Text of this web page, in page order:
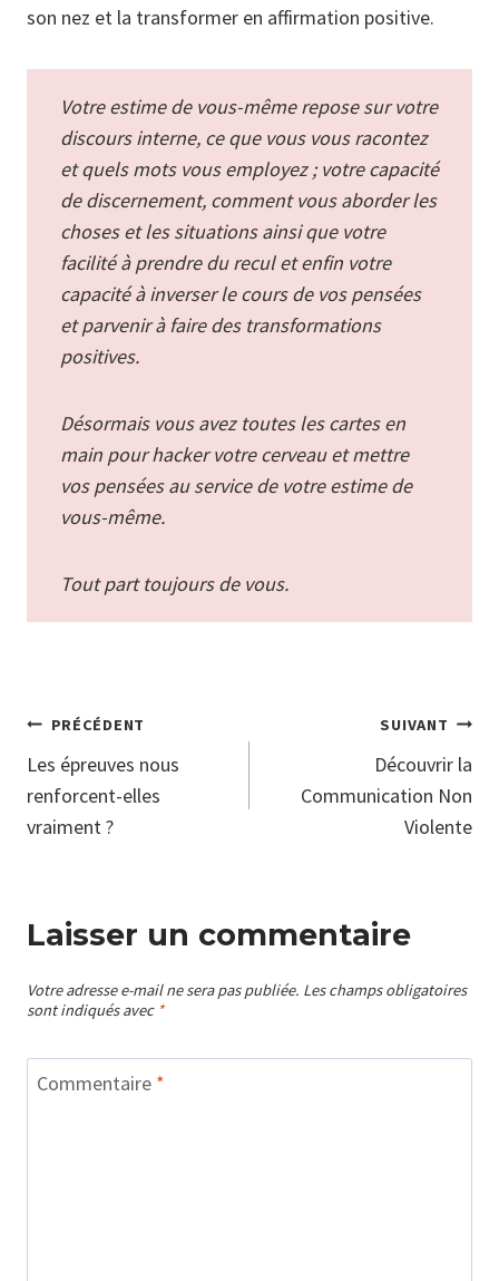
son nez et la transformer en affirmation positive.
Votre estime de vous-même repose sur votre
discours interne, ce que vous vous racontez
et quels mots vous employez ; votre capacité
de discernement, comment vous aborder les
choses et les situations ainsi que votre
facilité à prendre du recul et enfin votre
capacité à inverser le cours de vos pensées
et parvenir à faire des transformations
positives.
Désormais vous avez toutes les cartes en
main pour hacker votre cerveau et mettre
vos pensées au service de votre estime de
vous-même.
Tout part toujours de vous.
Navigation
de
l’article
PRÉCÉDENT
Les épreuves nous
renforcent-elles
vraiment ?
SUIVANT
Découvrir la
Communication Non
Violente
Laisser un commentaire
Votre adresse e-mail ne sera pas publiée. Les champs obligatoires
sont indiqués avec *
Commentaire *